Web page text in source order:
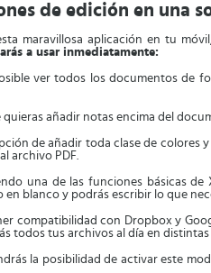
de edición en una
maravillosa aplicación en tu
a usar inmediatamente:
ver todos los documentos de
quieras añadir notas encima del
de añadir toda clase de
archivo PDF.
una de las funciones básicas
en blanco y podrás escribir lo que
compatibilidad con Dropbox y
todos tus archivos al día en
la posibilidad de activar este